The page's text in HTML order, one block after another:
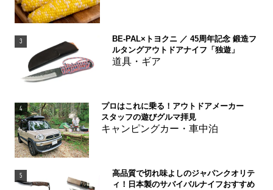
3
BE-PAL×トヨクニ ／ 45周年記念 鍛造フ
ルタングアウトドアナイフ「独遊」
道具・ギア
4
プロはこれに乗る！アウトドアメーカー
スタッフの遊びグルマ拝見
キャンピングカー・車中泊
5
高品質で切れ味よしのジャパンクオリテ
ィ！日本製のサバイバルナイフおすすめ